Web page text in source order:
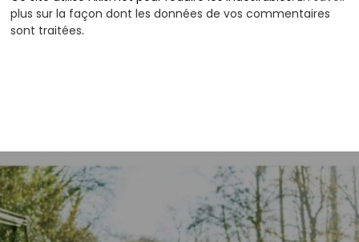
plus sur la façon dont les données de vos commentaires
sont traitées.